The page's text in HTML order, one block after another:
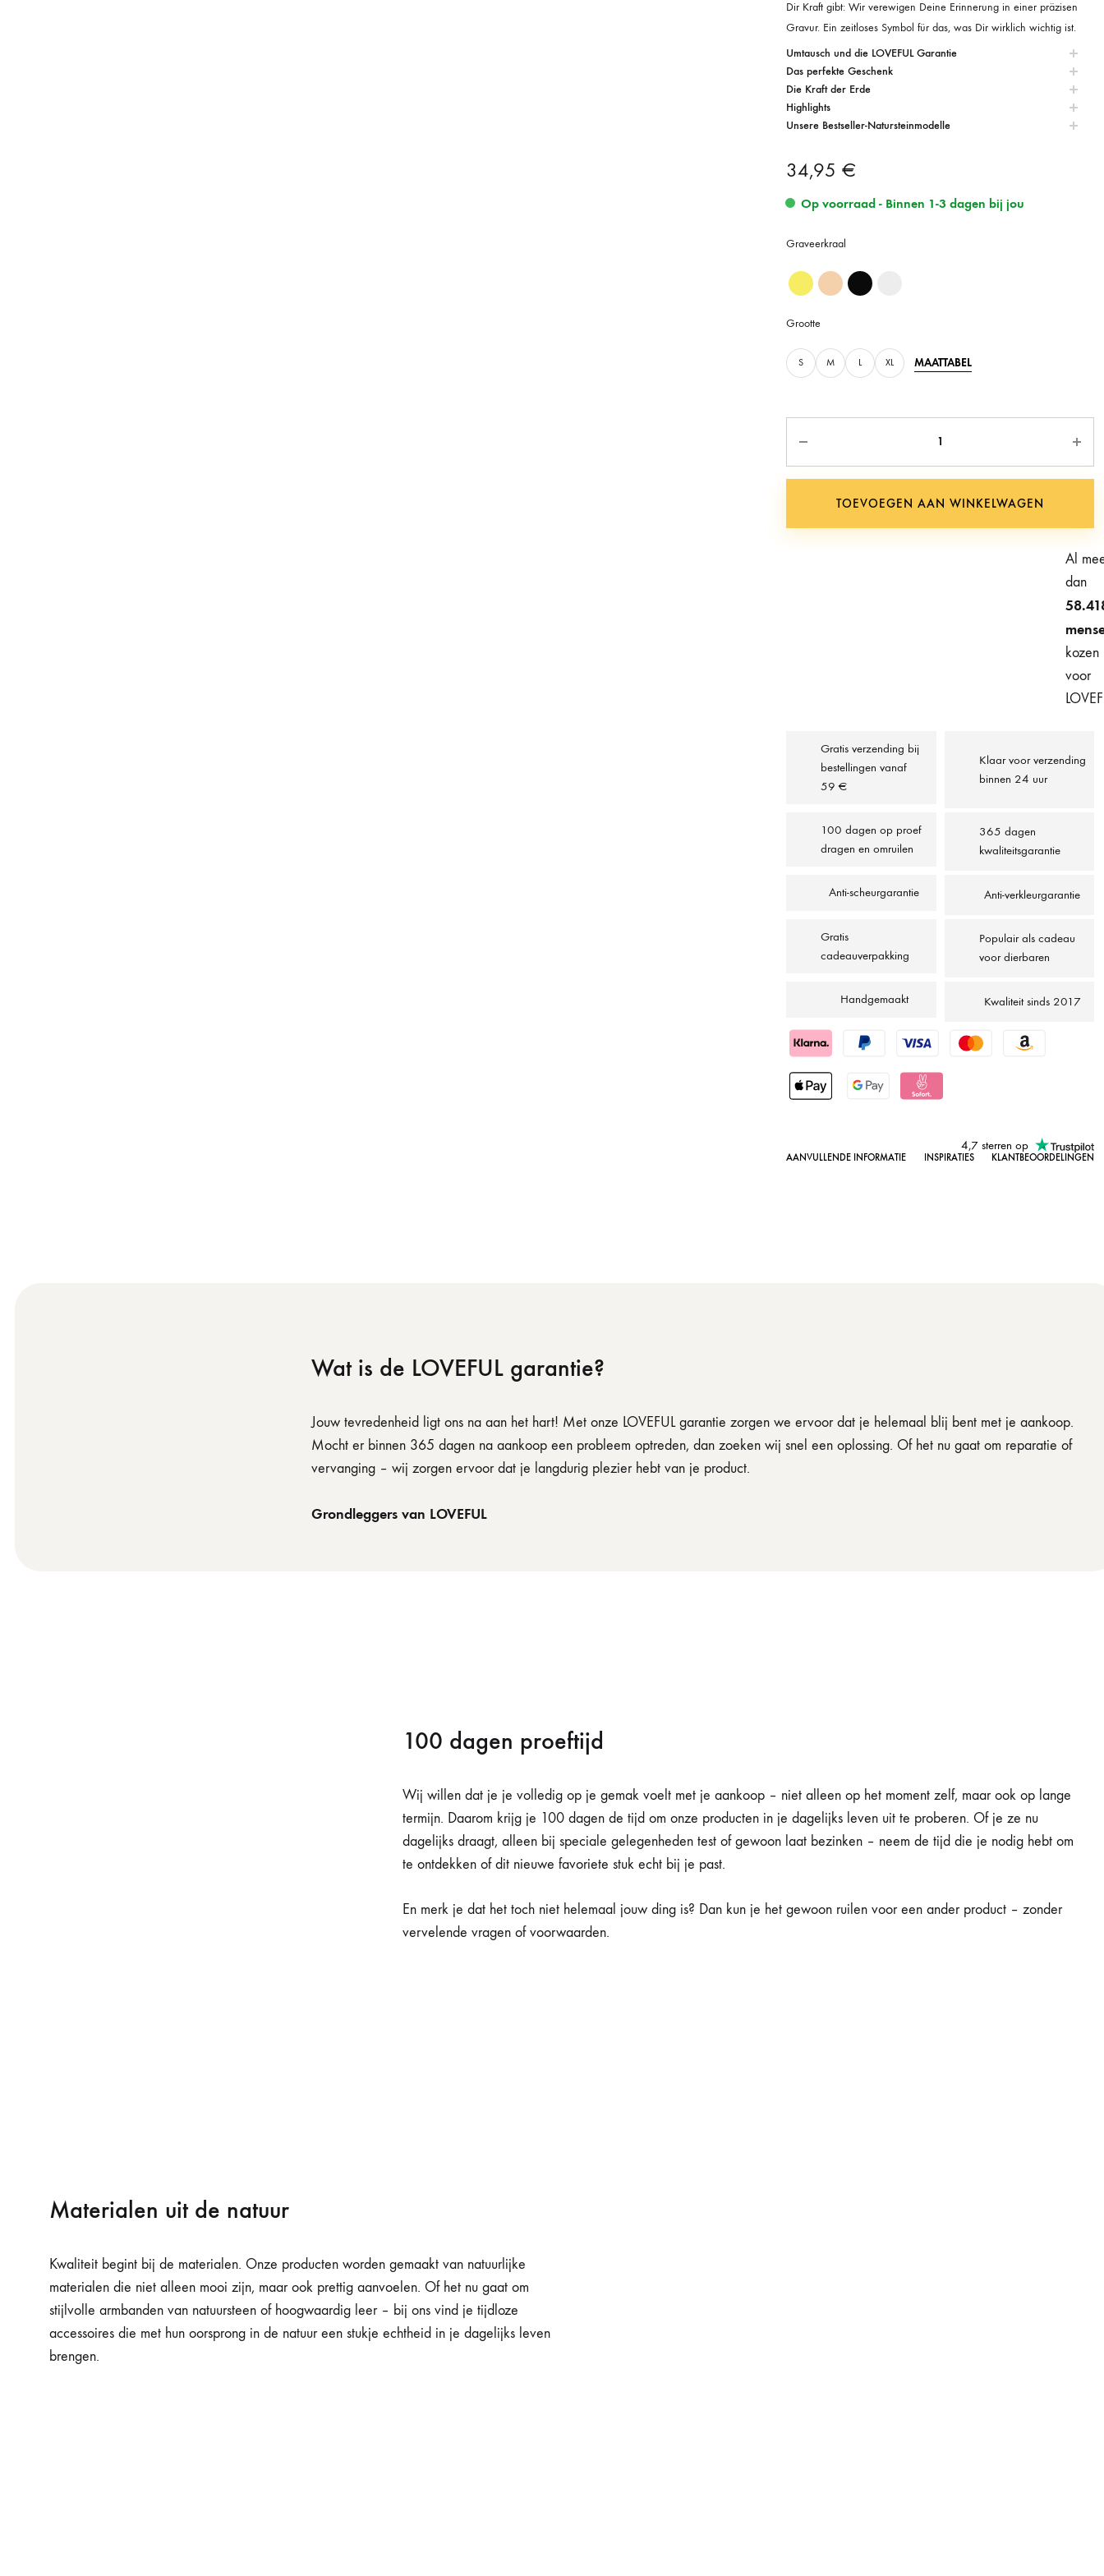
Dir Kraft gibt: Wir verewigen Deine Erinnerung in einer präzisen
Gravur. Ein zeitloses Symbol für das, was Dir wirklich wichtig ist.
Umtausch und die LOVEFUL Garantie
Das perfekte Geschenk
Die Kraft der Erde
Highlights
Unsere Bestseller-Natursteinmodelle
34,95 €
Op voorraad - Binnen 1-3 dagen bij jou
Graveerkraal
Grootte
S M L XL MAATTABEL
TOEVOEGEN AAN WINKELWAGEN
Al
dan
kozen
voor
Gratis verzending bij
bestellingen vanaf
59 €
Klaar voor verzending
binnen 24 uur
100 dagen op proef
dragen en omruilen
365 dagen
kwaliteitsgarantie
Anti-scheurgarantie Anti-verkleurgarantie
Gratis
cadeauverpakking
Populair als cadeau
voor dierbaren
Handgemaakt Kwaliteit sinds 2017
4,7 sterren op
AANVULLENDE INFORMATIE INSPIRATIES KLANTBEOORDELINGEN
Wat is de LOVEFUL garantie?
Jouw tevredenheid ligt ons na aan het hart! Met onze LOVEFUL garantie zorgen we ervoor dat je helemaal blij bent met je aankoop.
Mocht er binnen 365 dagen na aankoop een probleem optreden, dan zoeken wij snel een oplossing. Of het nu gaat om reparatie of
vervanging – wij zorgen ervoor dat je langdurig plezier hebt van je product.
Grondleggers van LOVEFUL
100 dagen proeftijd
Wij willen dat je je volledig op je gemak voelt met je aankoop – niet alleen op het moment zelf, maar ook op lange
termijn. Daarom krijg je 100 dagen de tijd om onze producten in je dagelijks leven uit te proberen. Of je ze nu
dagelijks draagt, alleen bij speciale gelegenheden test of gewoon laat bezinken – neem de tijd die je nodig hebt om
te ontdekken of dit nieuwe favoriete stuk echt bij je past.
En merk je dat het toch niet helemaal jouw ding is? Dan kun je het gewoon ruilen voor een ander product – zonder
vervelende vragen of voorwaarden.
Materialen uit de natuur
Kwaliteit begint bij de materialen. Onze producten worden gemaakt van natuurlijke
materialen die niet alleen mooi zijn, maar ook prettig aanvoelen. Of het nu gaat om
stijlvolle armbanden van natuursteen of hoogwaardig leer – bij ons vind je tijdloze
accessoires die met hun oorsprong in de natuur een stukje echtheid in je dagelijks leven
brengen.